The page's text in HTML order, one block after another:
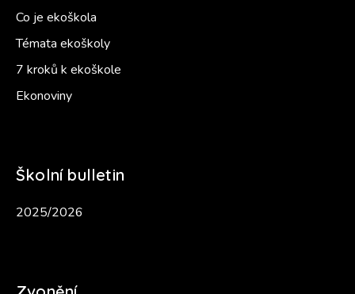
Co je ekoškola
Témata ekoškoly
7 kroků k ekoškole
Ekonoviny
Školní bulletin
2025/2026